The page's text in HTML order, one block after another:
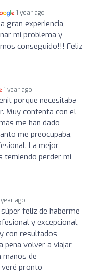
1 year ago
gran experiencia,
mi problema y
conseguido!!! Feliz
1 year ago
porque necesitaba
Muy contenta con el
me han dado
me preocupaba,
La mejor
temiendo perder mi
year ago
feliz de haberme
y excepcional,
con resultados
pena volver a viajar
manos de
pronto